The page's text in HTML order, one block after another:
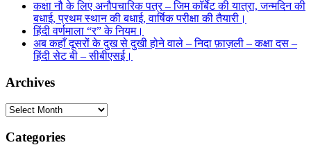
कक्षा नौ के लिए अनौपचारिक पत्र – जिम कॉर्बेट की यात्रा, जन्मदिन की
बधाई, प्रथम स्थान की बधाई, वार्षिक परीक्षा की तैयारी।
हिंदी वर्णमाला “र” के नियम।
अब कहाँ दूसरों के दुख से दुखी होने वाले – निदा फ़ाज़ली – कक्षा दस –
हिंदी सेट बी – सीबीएसई।
Archives
Archives
Categories